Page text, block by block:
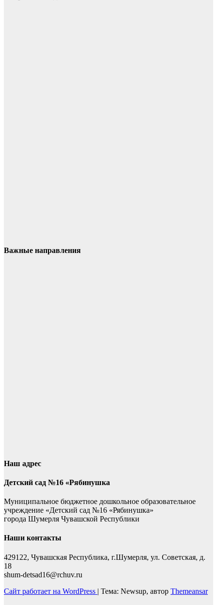
Важные направления
Наш адрес
Детский сад №16 «Рябинушка
Муниципальное бюджетное дошкольное образовательное
учреждение «Детский сад №16 «Рябинушка»
города Шумерля Чувашской Республики
Наши контакты
429122, Чувашская Республика, г.Шумерля, ул. Советская, д.
18
shum-detsad16@rchuv.ru
Сайт работает на WordPress | Тема: Newsup, автор Themeansar